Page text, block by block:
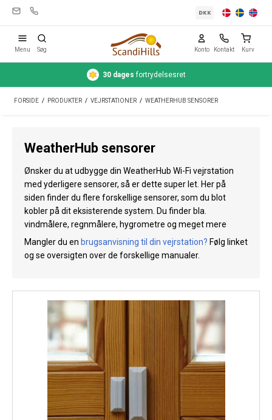
Telte
Rejseudstyr
Bil & trailer
Vand
Vejrstationer
Reservedele
Restsalg
DKK
Menu Søg Konto Kontakt Kurv
30 dages fortrydelsesret
FORSIDE / PRODUKTER / VEJRSTATIONER / WEATHERHUB SENSORER
WeatherHub sensorer
Ønsker du at udbygge din WeatherHub Wi-Fi vejrstation
med yderligere sensorer, så er dette super let. Her på
siden finder du flere forskellige sensorer, som du blot
kobler på dit eksisterende system. Du finder bla.
vindmålere, regnmålere, hygrometre og meget mere
Mangler du en brugsanvisning til din vejrstation? Følg linket
og se oversigten over de forskellige manualer.